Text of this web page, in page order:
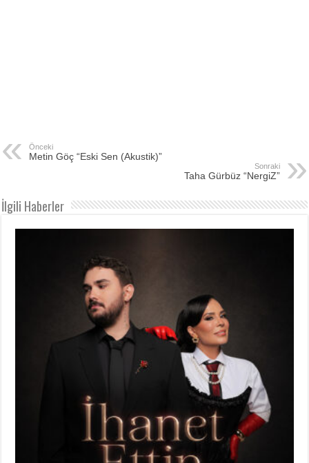
Önceki
Metin Göç “Eski Sen (Akustik)”
Sonraki
Taha Gürbüz “NergiZ”
İlgili Haberler